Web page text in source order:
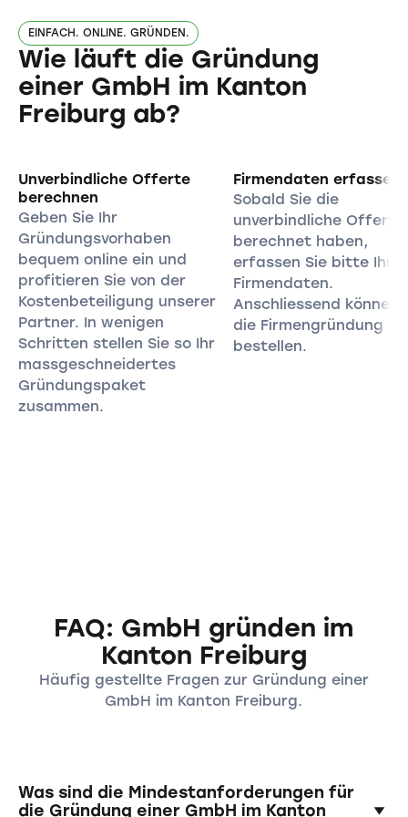
EINFACH. ONLINE. GRÜNDEN.
Wie läuft die Gründung
einer GmbH im Kanton
Freiburg ab?
Unverbindliche Offerte
berechnen
Geben Sie Ihr
Gründungsvorhaben
bequem online ein und
profitieren Sie von der
Kostenbeteiligung unserer
Partner. In wenigen
Schritten stellen Sie so Ihr
massgeschneidertes
Gründungspaket
zusammen.
Firmendaten erfassen
Sobald Sie die
unverbindliche Offerte
berechnet haben,
erfassen Sie bitte Ihre
Firmendaten.
Anschliessend können
die Firmengründung
bestellen.
FAQ: GmbH gründen im
Kanton Freiburg
Häufig gestellte Fragen zur Gründung einer
GmbH im Kanton Freiburg.
Was sind die Mindestanforderungen für
die Gründung einer GmbH im Kanton